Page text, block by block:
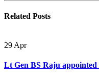
Related Posts
29 Apr
Lt Gen BS Raju